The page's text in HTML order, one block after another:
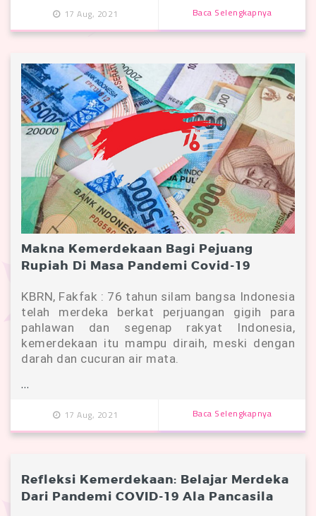
17 Aug, 2021 Baca Selengkapnya
Makna Kemerdekaan Bagi Pejuang
Rupiah Di Masa Pandemi Covid-19
KBRN, Fakfak : 76 tahun silam bangsa Indonesia
telah merdeka berkat perjuangan gigih para
pahlawan dan segenap rakyat Indonesia,
kemerdekaan itu mampu diraih, meski dengan
darah dan cucuran air mata.
…
17 Aug, 2021 Baca Selengkapnya
Refleksi Kemerdekaan: Belajar Merdeka
Dari Pandemi COVID-19 Ala Pancasila